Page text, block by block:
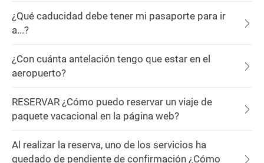
¿Qué caducidad debe tener mi pasaporte para ir
a...?
¿Con cuánta antelación tengo que estar en el
aeropuerto?
RESERVAR ¿Cómo puedo reservar un viaje de
paquete vacacional en la página web?
Al realizar la reserva, uno de los servicios ha
quedado de pendiente de confirmación ¿Cómo